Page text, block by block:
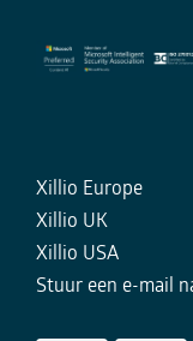
Xillio Europe
Xillio UK
Xillio USA
Stuur een e-mail